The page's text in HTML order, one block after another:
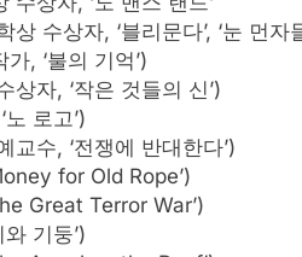
수상자, ‘블리문다’, ‘눈 먼자
, ‘불의 기억’)
자, ‘작은 것들의 신’)
로고’)
수, ‘전쟁에 반대한다’)
for Old Rope’)
Great Terror War’)
기둥’)